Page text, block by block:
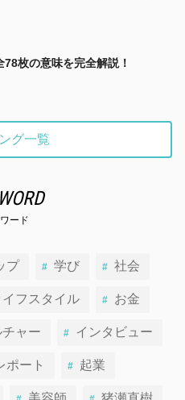
枚の意味を完全解説！
グ一覧
ード
プ 学び 社会
イフスタイル お金
チャー インタビュー
ポート 起業